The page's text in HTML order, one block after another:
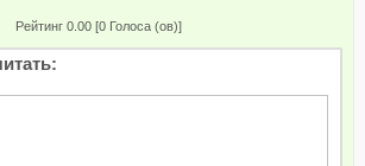
Рейтинг 0.00 [0 Голоса (ов)]